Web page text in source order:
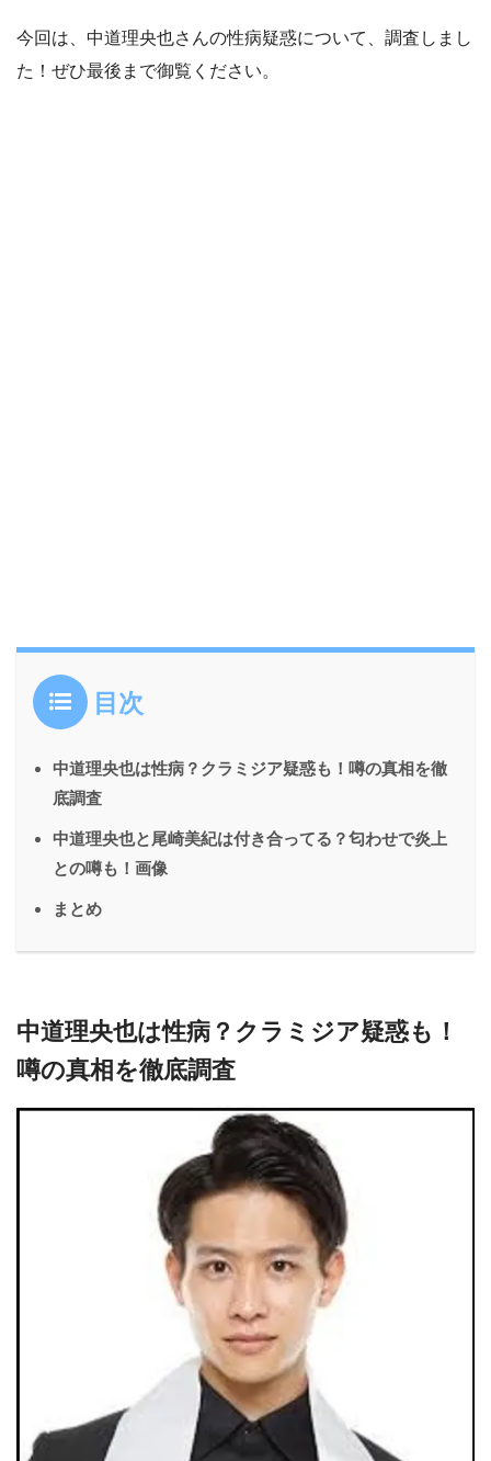
今回は、中道理央也さんの性病疑惑について、調査しまし
た！ぜひ最後まで御覧ください。
目次
中道理央也は性病？クラミジア疑惑も！噂の真相を徹
底調査
中道理央也と尾崎美紀は付き合ってる？匂わせで炎上
との噂も！画像
まとめ
中道理央也は性病？クラミジア疑惑も！
噂の真相を徹底調査